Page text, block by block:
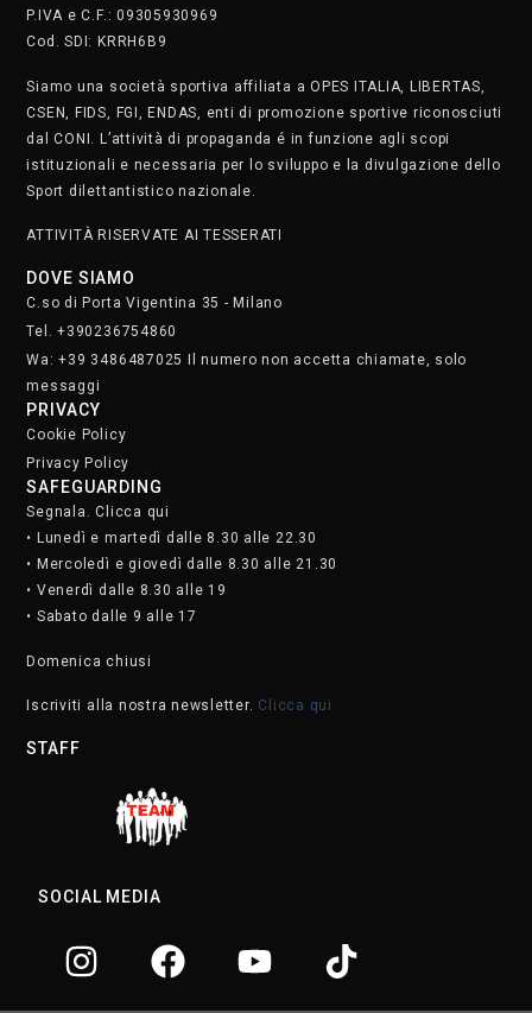
P.IVA e C.F.: 09305930969
Cod. SDI: KRRH6B9
Siamo una società sportiva affiliata a OPES ITALIA, LIBERTAS,
CSEN, FIDS, FGI, ENDAS, enti di promozione sportive riconosciuti
dal CONI. L’attività di propaganda é in funzione agli scopi
istituzionali e necessaria per lo sviluppo e la divulgazione dello
Sport dilettantistico nazionale.
ATTIVITÀ RISERVATE AI TESSERATI
DOVE SIAMO
C.so di Porta Vigentina 35 - Milano
Tel. +390236754860
Wa: +39 3486487025 Il numero non accetta chiamate, solo
messaggi
PRIVACY
Cookie Policy
Privacy Policy
SAFEGUARDING
Segnala. Clicca qui
• Lunedì e martedì dalle 8.30 alle 22.30
• Mercoledì e giovedì dalle 8.30 alle 21.30
• Venerdì dalle 8.30 alle 19
• Sabato dalle 9 alle 17
Domenica chiusi
Iscriviti alla nostra newsletter. Clicca qui
STAFF
SOCIAL MEDIA